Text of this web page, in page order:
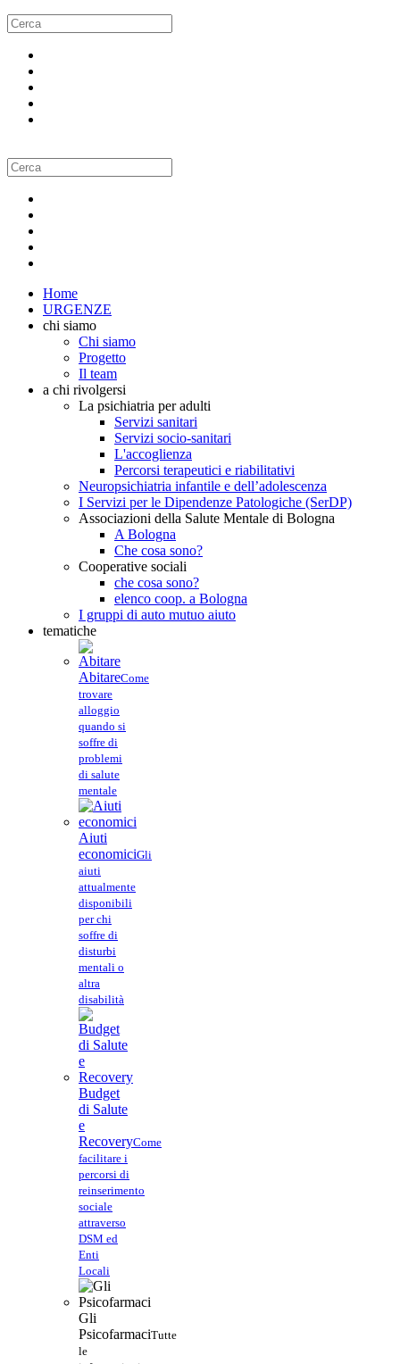
Home
URGENZE
chi siamo
Chi siamo
Progetto
Il team
a chi rivolgersi
La psichiatria per adulti
Servizi sanitari
Servizi socio-sanitari
L'accoglienza
Percorsi terapeutici e riabilitativi
Neuropsichiatria infantile e dell’adolescenza
I Servizi per le Dipendenze Patologiche (SerDP)
Associazioni della Salute Mentale di Bologna
A Bologna
Che cosa sono?
Cooperative sociali
che cosa sono?
elenco coop. a Bologna
I gruppi di auto mutuo aiuto
tematiche
AbitareCome
trovare
alloggio
quando si
soffre di
problemi
di salute
mentale
Aiuti
economiciGli
aiuti
attualmente
disponibili
per chi
soffre di
disturbi
mentali o
altra
disabilità
Budget
di Salute
e
RecoveryCome
facilitare i
percorsi di
reinserimento
sociale
attraverso
DSM ed
Enti
Locali
Gli
PsicofarmaciTutte
le